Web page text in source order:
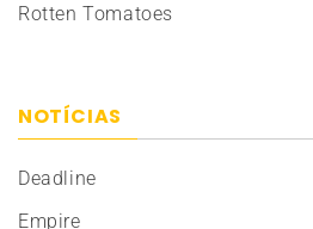
Rotten Tomatoes
NOTÍCIAS
Deadline
Empire